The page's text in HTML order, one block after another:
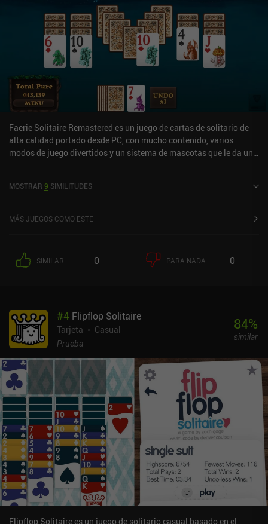
Faerie Solitaire Remastered es un juego de cartas de solitario de
alta calidad portado desde PC, con mucho contenido, varios
modos de juego divertidos y un sistema de mascotas que le da un
cada una de estas partidas es despejar todo el tablero de cartas
boca arriba de nuestro mazo. Si nos quedamos atascados,
perderemos la partida y pasaremos a la siguiente.Para hacer más
interesante la jugabilidad, el juego incluye varios elementos de
nivel y nivel, podemos incluso incubar y criar nuevas mascotas, o
gastar la moneda que ganamos jugando niveles en desbloquear
potenciadores permanentes.Faerie Solitaire Remastered se puede
jugando después de 4 días de prueba. Sorprendentemente, nada te
impide seguir jugando gratis, pero por favor, apoya a los
desarrolladores si te gusta el juego.Es un juego de solitario único
con un estilo artístico limpio y simplista, y una experiencia de
juego que creo que disfrutará cualquier aficionado a los juegos de
cartas casuales.
MOSTRAR 9 SIMILITUDES
MÁS JUEGOS COMO ESTE
SIMILAR 0 PARA NADA 0
#4 Flipflop Solitaire
Tarjeta
Casual
Prueba
84%
similar
Flipflop Solitaire es un juego de solitario casual basado en el